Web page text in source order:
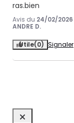
ras.bien
Avis du 24/02/2026
ANDRE D.
Utile(0) Signaler